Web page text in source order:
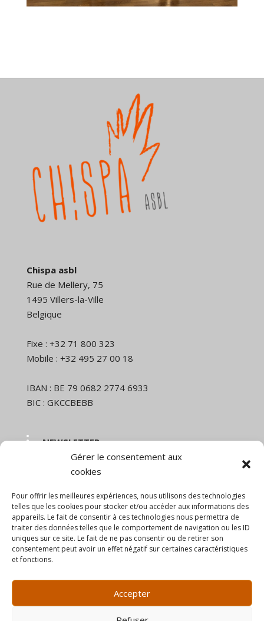
Gérer le consentement aux
cookies
Pour offrir les meilleures expériences, nous utilisons des technologies
telles que les cookies pour stocker et/ou accéder aux informations des
appareils. Le fait de consentir à ces technologies nous permettra de
traiter des données telles que le comportement de navigation ou les ID
uniques sur ce site. Le fait de ne pas consentir ou de retirer son
consentement peut avoir un effet négatif sur certaines caractéristiques
et fonctions.
Accepter
Chispa asbl
Rue de Mellery, 75
1495 Villers-la-Ville
Belgique
Fixe : +32 71 800 323
Mobile : +32 495 27 00 18
IBAN : BE 79 0682 2774 6933
BIC : GKCCBEBB
NEWSLETTER
Nom et prénom
Email
En continuant, vous acceptez la politique de
confidentialité